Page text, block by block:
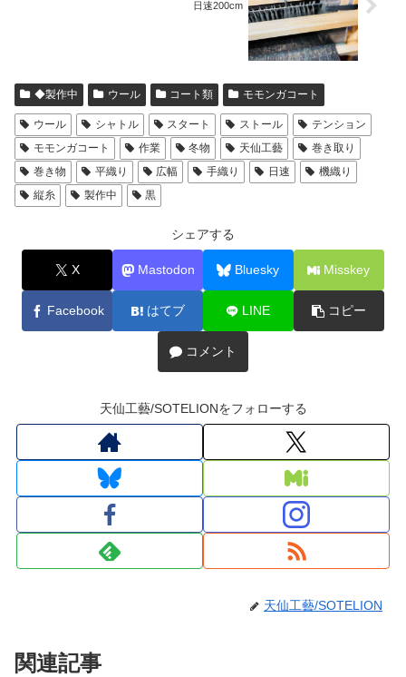
日速200cm
◆製作中 ウール コート類 モモンガコート
ウール シャトル スタート ストール
テンション
モモンガコート
作業 冬物 天仙工藝
巻き取り
巻き物
平織り 広幅 手織り 日速
機織り
縦糸
製作中 黒
シェアする
X Mastodon Bluesky Misskey
Facebook はてブ LINE コピー
コメント
天仙工藝/SOTELIONをフォローする
天仙工藝/SOTELION
関連記事